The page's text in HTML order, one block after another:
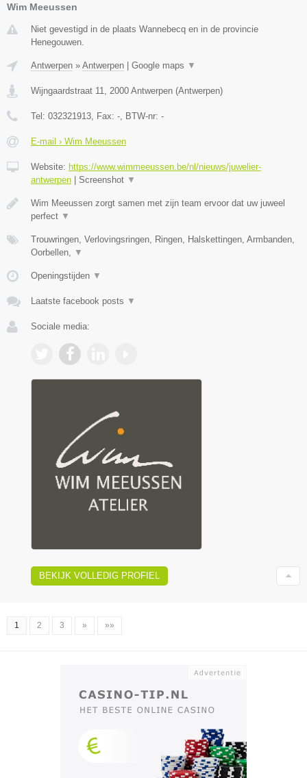
Wim Meeussen
Niet gevestigd in de plaats Wannebecq en in de provincie
Henegouwen.
Antwerpen » Antwerpen Google maps ▼
Wijngaardstraat 11, 2000 Antwerpen (Antwerpen)
Tel: 032321913, Fax: -, BTW-nr: -
E-mail › Wim Meeussen
Website: https://www.wimmeeussen.be/nl/nieuws/juwelier-
antwerpen
Screenshot ▼
Wim Meeussen zorgt samen met zijn team ervoor dat uw juweel
perfect ▼
Trouwringen, Verlovingsringen, Ringen, Halskettingen, Armbanden,
Oorbellen, ▼
Openingstijden ▼
Laatste facebook posts ▼
Sociale media:
BEKIJK VOLLEDIG PROFIEL
1 2 3 » »»